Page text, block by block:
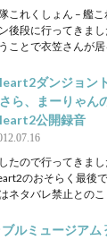
隊これくしょん – 艦
後段に行ってきま
ことで衣笠さんが
ダンジョン
ら、まーりゃ
公開録音
たので行ってきま
のおそらく最後
ネタバレ禁止との
ルミュージアム